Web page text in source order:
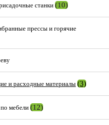
станки(10)
прессы и горячие
и расходные материалы (3)
мебели (12)